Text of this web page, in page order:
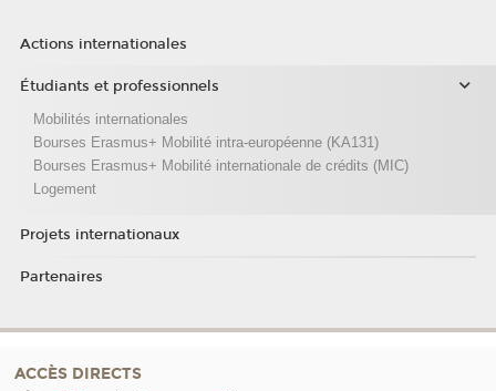
Actions internationales
Étudiants et professionnels
Mobilités internationales
Bourses Erasmus+ Mobilité intra-européenne (KA131)
Bourses Erasmus+ Mobilité internationale de crédits (MIC)
Logement
Projets internationaux
Partenaires
ACCÈS DIRECTS